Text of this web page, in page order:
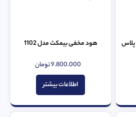
هود مخفی بیمکث مدل 1102
امتیاز
0
از
5
9.800.000تومان
اطلاعات بیشتر